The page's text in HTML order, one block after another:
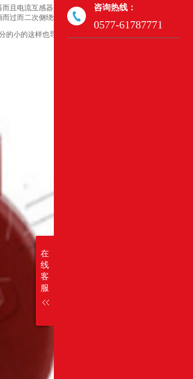
且电流互感器是由闭合的贴心以及绕组组
过而二次侧绕组匝数也是比较多的它们串
小的这样也导致了电流互感器的工作状
在
线
客
服
咨询热线：
0577-61787771